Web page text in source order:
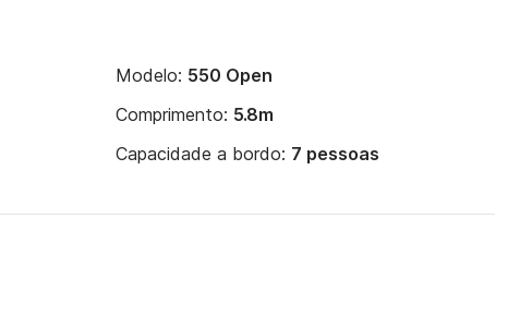
Modelo: 550 Open
Comprimento: 5.8m
Capacidade a bordo: 7 pessoas